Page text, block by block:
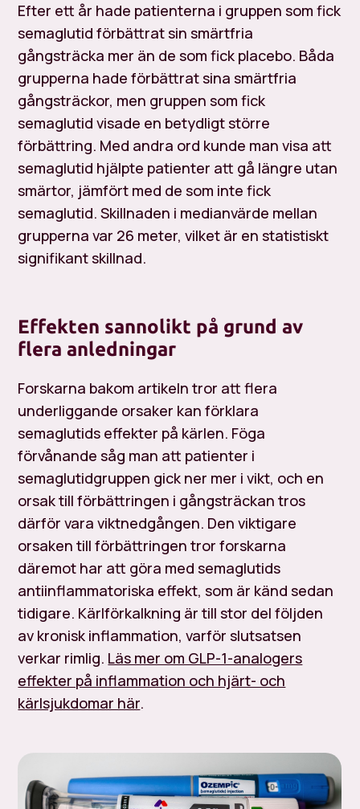
Efter ett år hade patienterna i gruppen som fick
semaglutid förbättrat sin smärtfria
gångsträcka mer än de som fick placebo. Båda
grupperna hade förbättrat sina smärtfria
gångsträckor, men gruppen som fick
semaglutid visade en betydligt större
förbättring. Med andra ord kunde man visa att
semaglutid hjälpte patienter att gå längre utan
smärtor, jämfört med de som inte fick
semaglutid. Skillnaden i medianvärde mellan
grupperna var 26 meter, vilket är en statistiskt
signifikant skillnad.
Effekten sannolikt på grund av
flera anledningar
Forskarna bakom artikeln tror att flera
underliggande orsaker kan förklara
semaglutids effekter på kärlen. Föga
förvånande såg man att patienter i
semaglutidgruppen gick ner mer i vikt, och en
orsak till förbättringen i gångsträckan tros
därför vara viktnedgången. Den viktigare
orsaken till förbättringen tror forskarna
däremot har att göra med semaglutids
antiinflammatoriska effekt, som är känd sedan
tidigare. Kärlförkalkning är till stor del följden
av kronisk inflammation, varför slutsatsen
verkar rimlig. Läs mer om GLP-1-analogers
effekter på inflammation och hjärt- och
kärlsjukdomar här.